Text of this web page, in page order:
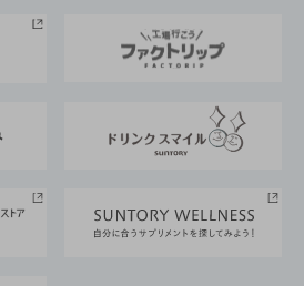
ズ大阪
サステナビリティ経営